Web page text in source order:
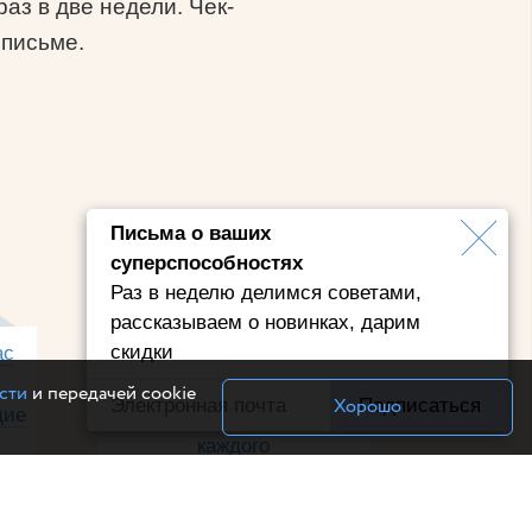
Письма о ваших
суперспособностях
Раз в неделю делимся советами,
рассказываем о новинках, дарим
скидки
Подписаться
в две недели. Чек-
Общение с любимыми,
тренировки за 15 минут и 4
приема суперобучения для
каждого
и передачей cookie
Хорошо